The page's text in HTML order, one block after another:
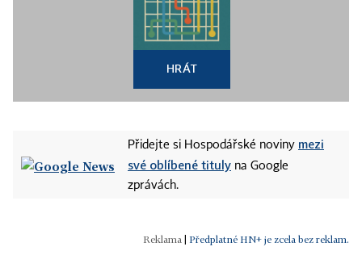
HRÁT
Přidejte si Hospodářské noviny mezi
své oblíbené tituly na Google
zprávách.
Předplatné HN+ je zcela bez reklam.